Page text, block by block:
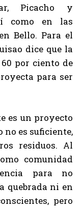
Picacho y
como en las
Bello. Para el
dice que la
por ciento de
para ser
es un proyecto
no es suficiente,
residuos. Al
comunidad
para no
quebrada ni en
pero